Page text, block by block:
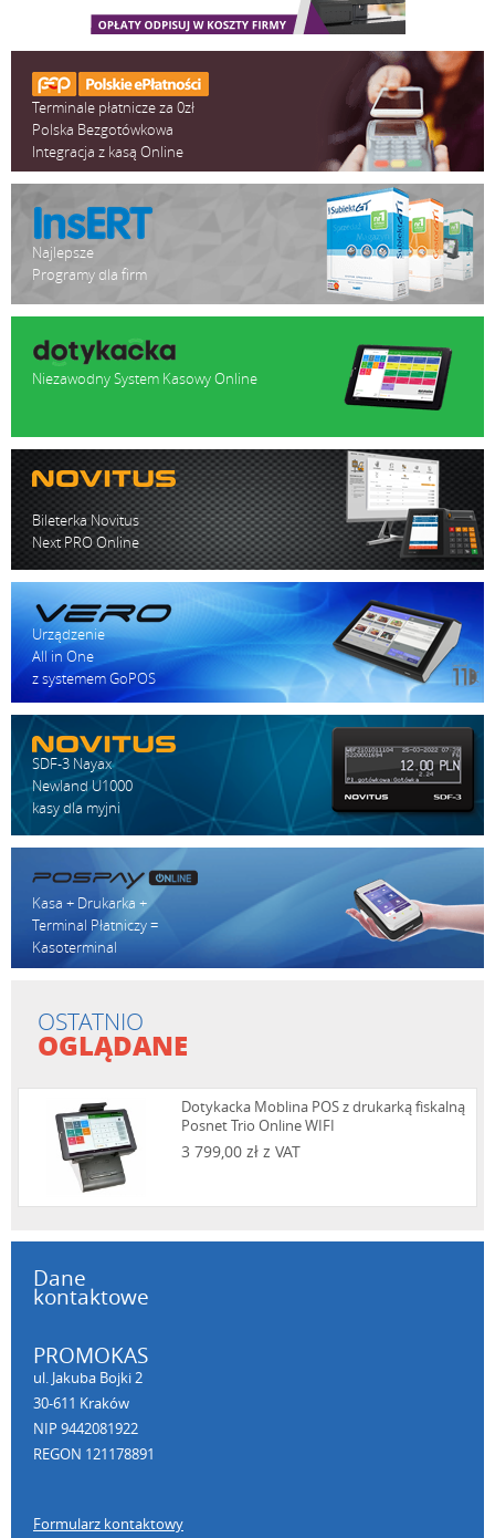
Terminale płatnicze za 0zł
Polska Bezgotówkowa
Integracja z kasą Online
Najlepsze
Programy dla firm
Niezawodny System Kasowy Online
Bileterka Novitus
Next PRO Online
Urządzenie
All in One
z systemem GoPOS
SDF-3 Nayax
Newland U1000
kasy dla myjni
Kasa + Drukarka +
Terminal Płatniczy =
Kasoterminal
OSTATNIO
OGLĄDANE
Dotykacka Moblina POS z drukarką fiskalną
Posnet Trio Online WIFI
3 799,00 zł z VAT
Dane
kontaktowe
PROMOKAS
ul. Jakuba Bojki 2
30-611 Kraków
NIP 9442081922
REGON 121178891
Formularz kontaktowy